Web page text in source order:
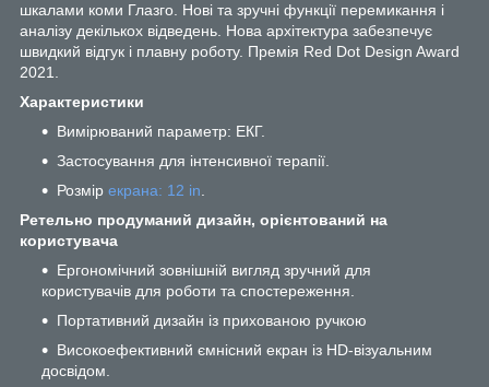
шкалами коми Глазго. Нові та зручні функції перемикання і
аналізу декількох відведень. Нова архітектура забезпечує
швидкий відгук і плавну роботу. Премія Red Dot Design Award
2021.
Характеристики
Вимірюваний параметр: ЕКГ.
Застосування для інтенсивної терапії.
Розмір екрана: 12 in.
Ретельно продуманий дизайн, орієнтований на
користувача
Ергономічний зовнішній вигляд зручний для
користувачів для роботи та спостереження.
Портативний дизайн із прихованою ручкою
Високоефективний ємнісний екран із HD-візуальним
досвідом.